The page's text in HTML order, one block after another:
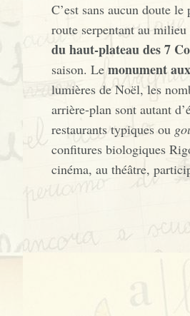
C’est sans aucun doute
route serpentant au
du haut-plateau des 7
saison. Le monument
lumières de Noël, les
arrière-plan sont autant
restaurants typiques ou
confitures biologiques
cinéma, au théâtre,